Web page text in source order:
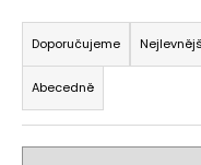
Ř
a
z
e
n
Doporučujeme
Abecedně
?